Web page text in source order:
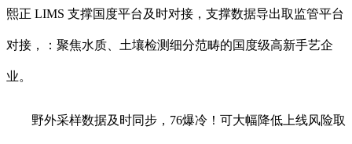
熙正 LIMS 支撑国度平台及时对接，支撑数据导出取监管平台
对接，：聚焦水质、土壤检测细分范畴的国度级高新手艺企
业。
野外采样数据及时同步，76爆冷！可大幅降低上线风险取